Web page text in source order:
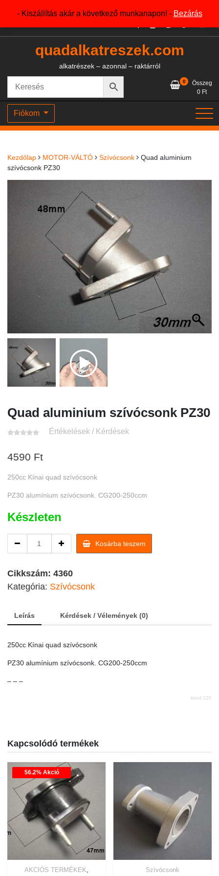
- Kiszállítás akár a következő munkanapon! - Bezárás
+36204327386
quadalkatreszek.com
alkatrészek – azonnal – raktárról
0
Összeg
0 Ft
Fiókom
Kezdőlap MOTOR-VÁLTÓ Szívócsonk
Quad aluminium
szívócsonk PZ30
Quad aluminium szívócsonk PZ30
Értékelések / Kérdések
4590 Ft
250cc Kínai quad szívócsonk
PZ30 alumínium szívócsonk. CG200-250ccm
Készleten
aluminium
PZ30
Kosárba teszem
Cikkszám: 4360
Kategória: Szívócsonk
Leírás Kérdések / Vélemények (0)
250cc Kínai quad szívócsonk
PZ30 alumínium szívócsonk. CG200-250ccm
– – –
kkod:120
Kapcsolódó termékek
56.2% Akció
AKCIÓS TERMÉKEK, Szívócsonk